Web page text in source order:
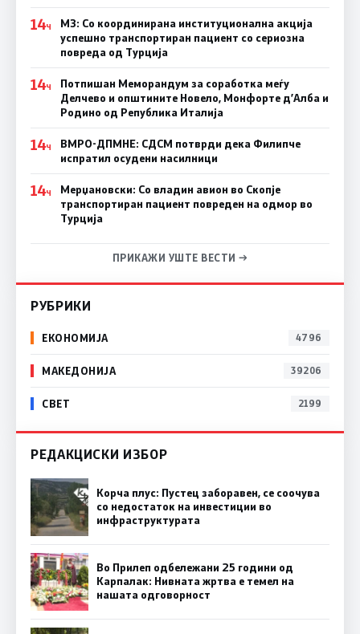
14Ч
МЗ: Со координирана институционална акција
успешно транспортиран пациент со сериозна
повреда од Турција
14Ч
Потпишан Меморандум за соработка меѓу
Делчево и општините Новело, Монфорте д’Алба и
Родино од Република Италија
14Ч
ВМРО-ДПМНЕ: СДСM потврди дека Филипче
испратил осудени насилници
14Ч
Мерџановски: Со владин авион во Скопје
транспортиран пациент повреден на одмор во
Турција
ПРИКАЖИ УШТЕ ВЕСТИ →
РУБРИКИ
ЕКОНОМИЈА 4796
МАКЕДОНИЈА 39206
СВЕТ 2199
РЕДАКЦИСКИ ИЗБОР
Корча плус: Пустец заборавен, се соочува
со недостаток на инвестиции во
инфраструктурата
Во Прилеп одбележани 25 години од
Карпалак: Нивната жртва е темел на
нашата одговорност